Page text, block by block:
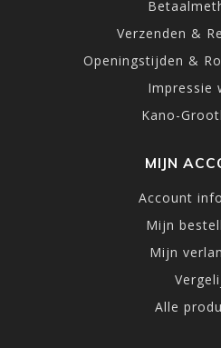
Verzenden &
Openingstijden &
Impressie
Kano-
MIJN
Account
Mijn
Mijn
Alle